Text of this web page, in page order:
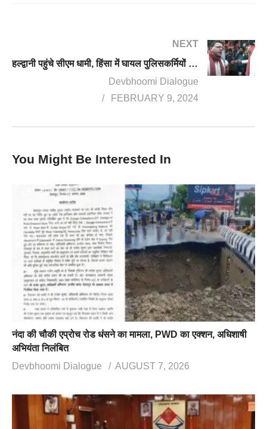
NEXT
हल्द्वानी पहुंचे सीएम धामी, हिंसा में घायल पुलिसकर्मियों का जाना हाल, कहा उपद्रवियों को छोड़ेंगे नहीं
Devbhoomi Dialogue
FEBRUARY 9, 2024
You Might Be Interested In
नंदा की चौकी एप्रोच रोड धंसने का मामला, PWD का एक्शन, अधिशाषी
अभियंता निलंबित
Devbhoomi Dialogue
AUGUST 7, 2026